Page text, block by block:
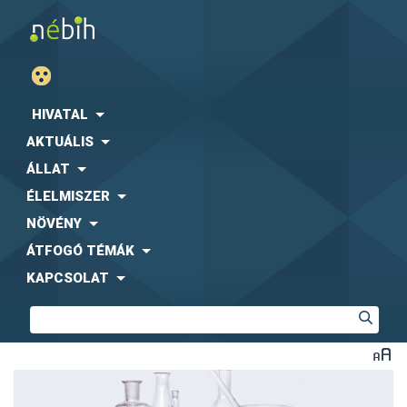
HIVATAL
AKTUÁLIS
ÁLLAT
ÉLELMISZER
NÖVÉNY
ÁTFOGÓ TÉMÁK
KAPCSOLAT